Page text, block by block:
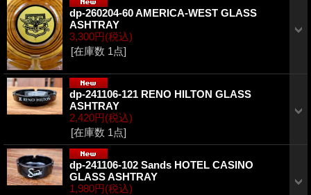
dp-260204-60 AMERICA-WEST GLASS
ASHTRAY
3,300円(税込)
[在庫数 1点]
dp-241106-121 RENO HILTON GLASS
ASHTRAY
2,420円(税込)
[在庫数 1点]
dp-241106-102 Sands HOTEL CASINO
GLASS ASHTRAY
1,980円(税込)